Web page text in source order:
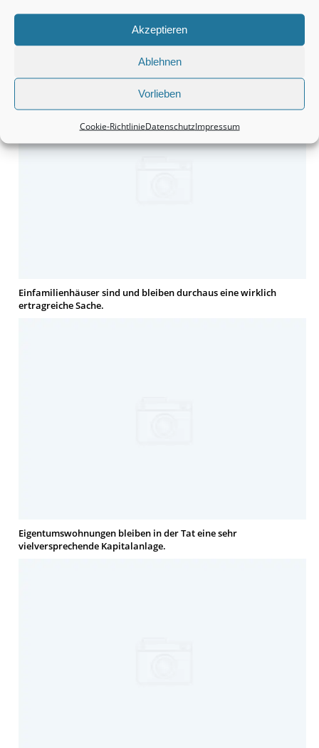
Akzeptieren
Ablehnen
Vorlieben
Cookie-RichtlinieDatenschutzImpressum
Grundstücke sind durchaus eine interessante Anschaffung.
Einfamilienhäuser sind und bleiben durchaus eine wirklich
ertragreiche Sache.
Eigentumswohnungen bleiben in der Tat eine sehr
vielversprechende Kapitalanlage.